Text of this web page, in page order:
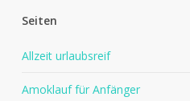
Seiten
Allzeit urlaubsreif
Amoklauf für Anfänger